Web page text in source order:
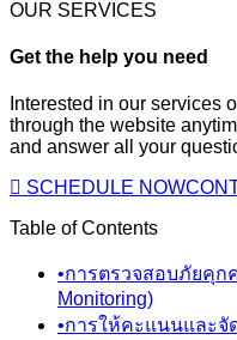
OUR SERVICES
Get the help you need
Interested in our services
through the website
and answer all your
SCHEDULE NOW
Table of Contents
•การตรวจสอบภัยคุก
Monitoring)
•การให้คะแนนและจั